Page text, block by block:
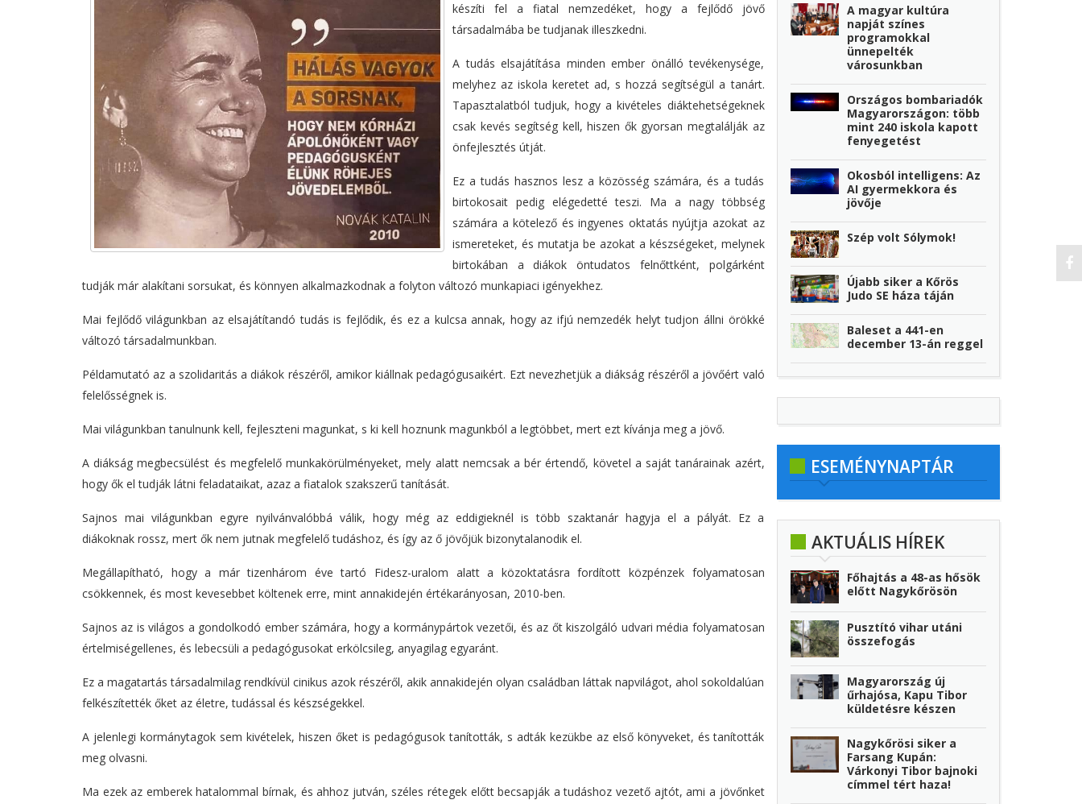
készíti fel a fiatal nemzedéket, hogy a fejlődő jövő
társadalmába be tudjanak illeszkedni.
A tudás elsajátítása minden ember önálló tevékenysége,
melyhez az iskola keretet ad, s hozzá segítségül a tanárt.
Tapasztalatból tudjuk, hogy a kivételes diáktehetségeknek
csak kevés segítség kell, hiszen ők gyorsan megtalálják az
önfejlesztés útját.
Ez a tudás hasznos lesz a közösség számára, és a tudás
birtokosait pedig elégedetté teszi. Ma a nagy többség
számára a kötelező és ingyenes oktatás nyújtja azokat az
ismereteket, és mutatja be azokat a készségeket, melynek
birtokában a diákok öntudatos felnőttként, polgárként
tudják már alakítani sorsukat, és könnyen alkalmazkodnak a folyton változó munkapiaci igényekhez.
Mai fejlődő világunkban az elsajátítandó tudás is fejlődik, és ez a kulcsa annak, hogy az ifjú nemzedék helyt tudjon állni örökké
változó társadalmunkban.
Példamutató az a szolidaritás a diákok részéről, amikor kiállnak pedagógusaikért. Ezt nevezhetjük a diákság részéről a jövőért való
felelősségnek is.
Mai világunkban tanulnunk kell, fejleszteni magunkat, s ki kell hoznunk magunkból a legtöbbet, mert ezt kívánja meg a jövő.
A diákság megbecsülést és megfelelő munkakörülményeket, mely alatt nemcsak a bér értendő, követel a saját tanárainak azért,
hogy ők el tudják látni feladataikat, azaz a fiatalok szakszerű tanítását.
Sajnos mai világunkban egyre nyilvánvalóbbá válik, hogy még az eddigieknél is több szaktanár hagyja el a pályát. Ez a
diákoknak rossz, mert ők nem jutnak megfelelő tudáshoz, és így az ő jövőjük bizonytalanodik el.
Megállapítható, hogy a már tizenhárom éve tartó Fidesz-uralom alatt a közoktatásra fordított közpénzek folyamatosan
csökkennek, és most kevesebbet költenek erre, mint annakidején értékarányosan, 2010-ben.
Sajnos az is világos a gondolkodó ember számára, hogy a kormánypártok vezetői, és az őt kiszolgáló udvari média folyamatosan
értelmiségellenes, és lebecsüli a pedagógusokat erkölcsileg, anyagilag egyaránt.
Ez a magatartás társadalmilag rendkívül cinikus azok részéről, akik annakidején olyan családban láttak napvilágot, ahol sokoldalúan
felkészítették őket az életre, tudással és készségekkel.
A jelenlegi kormánytagok sem kivételek, hiszen őket is pedagógusok tanították, s adták kezükbe az első könyveket, és tanították
meg olvasni.
Ma ezek az emberek hatalommal bírnak, és ahhoz jutván, széles rétegek előtt becsapják a tudáshoz vezető ajtót, ami a jövőnket
A magyar kultúra
napját színes
programokkal
ünnepelték
városunkban
Országos bombariadók
Magyarországon: több
mint 240 iskola kapott
fenyegetést
Okosból intelligens: Az
AI gyermekkora és
jövője
Szép volt Sólymok!
Újabb siker a Kőrös
Judo SE háza táján
Baleset a 441-en
december 13-án reggel
ESEMÉNYNAPTÁR
AKTUÁLIS HÍREK
Főhajtás a 48-as hősök
előtt Nagykőrösön
Pusztító vihar utáni
összefogás
Magyarország új
űrhajósa, Kapu Tibor
küldetésre készen
Nagykőrösi siker a
Farsang Kupán:
Várkonyi Tibor bajnoki
címmel tért haza!